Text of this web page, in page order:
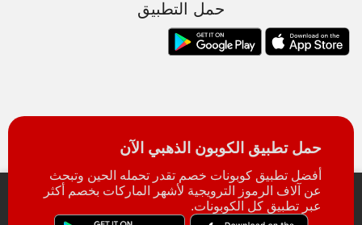
حمل التطبيق
حمل تطبيق الكوبون الذهبي الآن
أفضل تطبيق كوبونات خصم تقدر تحمله الحين وتبحث
عن آلاف الرموز الترويجية لأشهر الماركات بخصم أكثر
عبر تطبيق كل الكوبونات.